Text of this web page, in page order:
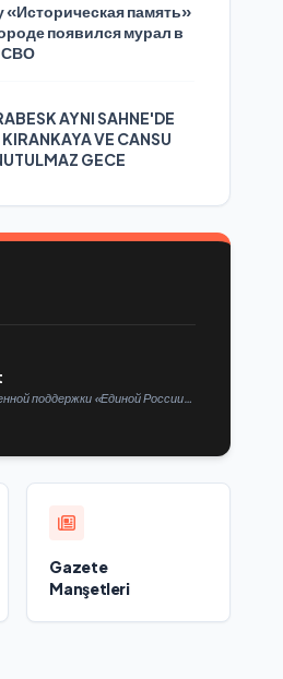
«Историческая память»
появился мурал в
СВО
AYNI SAHNE'DE
VE CANSU
GECE
поддержки «Единой России»
Gazete
Manşetleri